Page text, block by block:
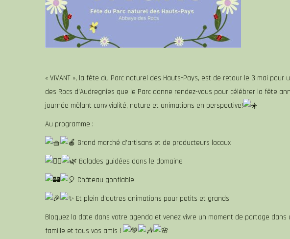
« VIVANT », la fête du Parc naturel des Hauts-Pays, est de retour le 3 mai pour
des Rocs d’Audregnies que le Parc donne rendez-vous pour célébrer la fête
journée mêlant convivialité, nature et animations en perspective!
Au programme :
Grand marché d’artisans et de producteurs locaux
Balades guidées dans le domaine
Château gonflable
Et plein d’autres animations pour petits et grands!
Bloquez la date dans votre agenda et venez vivre un moment de partage
famille et tous vos amis !